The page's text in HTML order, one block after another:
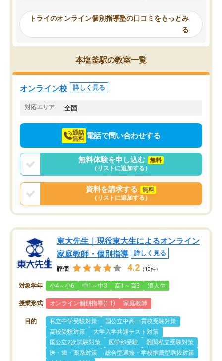
ったんですが、学生の先生から学ぶこ
み、徐々に成績が上がったらいいなと
思っていました。何が今足りないのか
を的確に指導いただき、子どももびっ
くりするほど楽しんでやる気を持って
塾を受けています。狙い通り、少しず
つ成績も上がり、苦手意識も無くなっ
てきたので、さらに苦手な数学も追加
でお願いしました。来年の高校受験に
らないところをピンポイ
頂いて、とてもわかり
していました。一生を
スト、多少お金がかかっ
トライのオンライン個別指導塾の口コミをもっとみ
る
本塩釜駅の教室一覧
オンライン校 詳しく見る
対応エリア 全国
通話
無料 電話で問い合わせする
無料体験を申し込む
無料
（リストに追加する）
資料を請求する
無料
（リストに追加する）
東大先生｜現役東大生によるオンライン
家庭教師・個別指導
詳しく見る
評価 4.2 （10件）
対象学年 小4～小6 中1～中3 高1～高3 浪人生
授業形式 オンライン個別指導(1:1) 家庭教師
目的 私立中学受験対策
国公立中高一貫校受験対策
高校受験対策
大学入学共通テスト対策
国公立2次試験対策
医学部受験
難関私立受験対策
医・歯・薬系対策
総合型選抜・学校推薦型選抜対策